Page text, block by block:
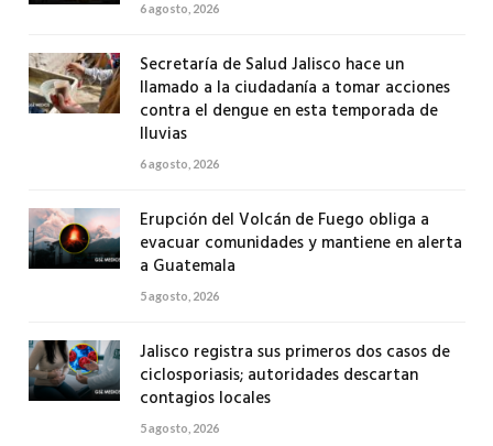
6 agosto, 2026
Secretaría de Salud Jalisco hace un
llamado a la ciudadanía a tomar acciones
contra el dengue en esta temporada de
lluvias
6 agosto, 2026
Erupción del Volcán de Fuego obliga a
evacuar comunidades y mantiene en alerta
a Guatemala
5 agosto, 2026
Jalisco registra sus primeros dos casos de
ciclosporiasis; autoridades descartan
contagios locales
5 agosto, 2026